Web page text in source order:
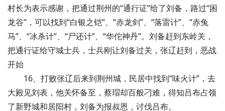
村长为表示感谢，把通过荆州的“通行证”给了刘备，路过“困
龙谷”，可以找到“白银之铠”、“赤龙剑”、“落雷计”、“赤兔
马”、“冰杀计”、“尸还计”、“华佗神丹”。刘备赶到东岭关，
把通行证给守城士兵，士兵刚让刘备过关，张辽赶到，恶战
开始
16、打败张辽后来到荆州城，民居中找到“味火计”，去
大殿见刘表，他关怀备至，蔡瑁却百般刁难，得知吕布占领
了新野城和居阳村，刘备为报叔恩，讨伐吕布。